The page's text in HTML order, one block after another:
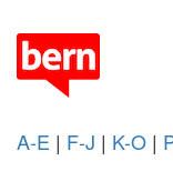
A-E | F-J | K-O |